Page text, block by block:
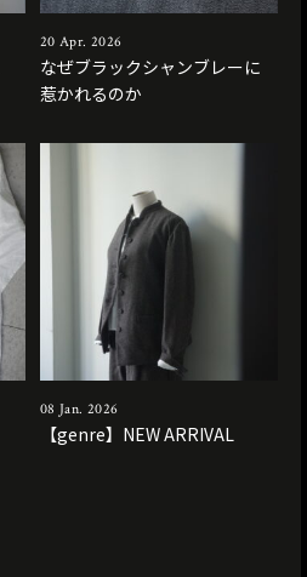
20 Apr. 2026
なぜブラックシャンブレーに
惹かれるのか
08 Jan. 2026
【genre】NEW ARRIVAL